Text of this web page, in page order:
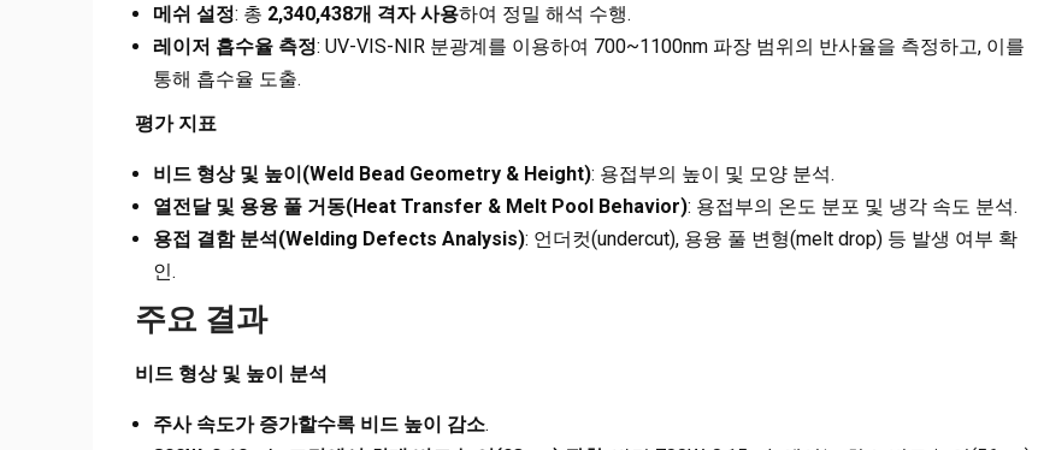
메쉬 설정: 총 2,340,438개 격자 사용하여 정밀 해석 수행.
레이저 흡수율 측정: UV-VIS-NIR 분광계를 이용하여 700~1100nm 파장 범위의 반사율을 측정하고, 이를
통해 흡수율 도출.
평가 지표
비드 형상 및 높이(Weld Bead Geometry & Height): 용접부의 높이 및 모양 분석.
열전달 및 용융 풀 거동(Heat Transfer & Melt Pool Behavior): 용접부의 온도 분포 및 냉각 속도 분석.
용접 결함 분석(Welding Defects Analysis): 언더컷(undercut), 용융 풀 변형(melt drop) 등 발생 여부 확
인.
주요 결과
비드 형상 및 높이 분석
주사 속도가 증가할수록 비드 높이 감소.